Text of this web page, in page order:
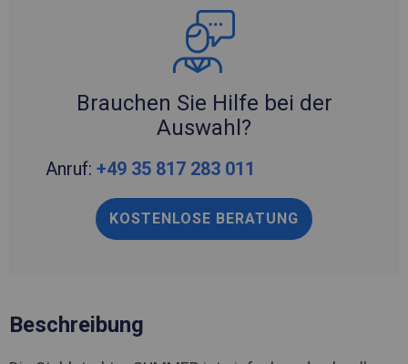
Brauchen Sie Hilfe bei der
Auswahl?
Anruf: +49 35 817 283 011
KOSTENLOSE BERATUNG
Beschreibung